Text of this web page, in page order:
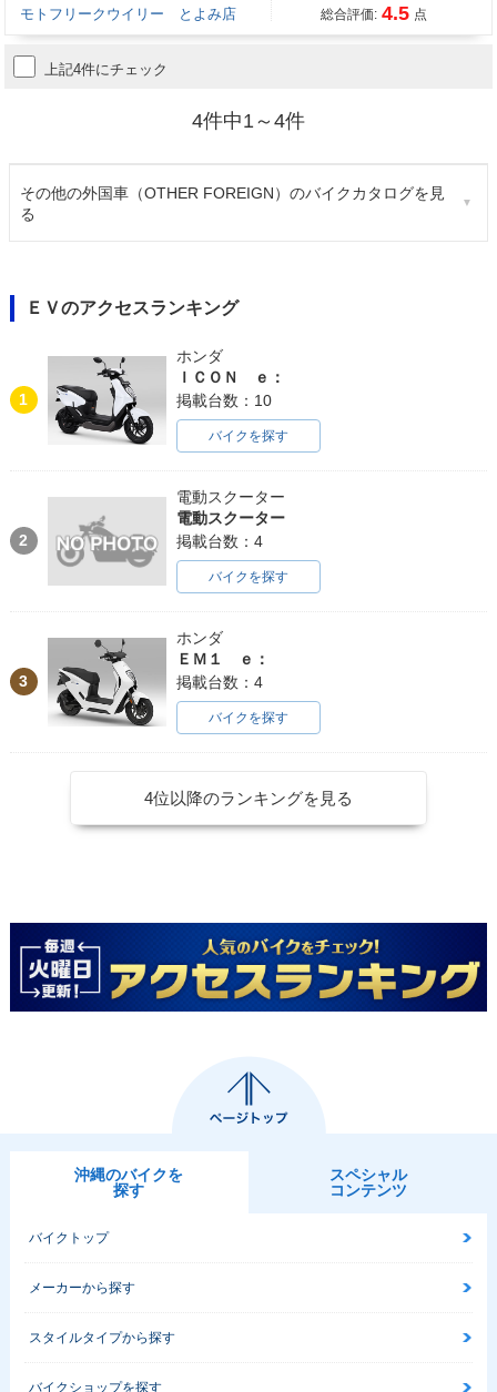
モトフリークウイリー とよみ店
総合評価: 4.5 点
上記4件にチェック
4件中1～4件
その他の外国車（OTHER FOREIGN）のバイクカタログを見
る
ＥＶのアクセスランキング
1
ホンダ
ＩＣＯＮ ｅ：
掲載台数：10
バイクを探す
2
電動スクーター
電動スクーター
掲載台数：4
バイクを探す
3
ホンダ
ＥＭ１ ｅ：
掲載台数：4
バイクを探す
4位以降のランキングを見る
沖縄のバイクを
探す
スペシャル
コンテンツ
バイクトップ
メーカーから探す
スタイルタイプから探す
バイクショップを探す